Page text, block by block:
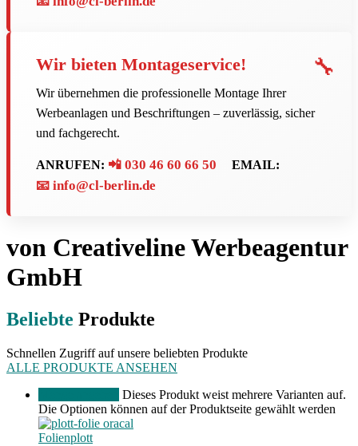
🔧
Wir bieten Montageservice!
Wir übernehmen die professionelle Montage Ihrer
Werbeanlagen und Beschriftungen – zuverlässig, sicher
und fachgerecht.
ANRUFEN: 📲 030 46 60 66 50 EMAIL:
📧 info@cl-berlin.de
von Creativeline Werbeagentur
GmbH
Beliebte Produkte
Schnellen Zugriff auf unsere beliebten Produkte
ALLE PRODUKTE ANSEHEN
Dieses Produkt weist mehrere Varianten auf.
Die Optionen können auf der Produktseite gewählt werden
Folienplott